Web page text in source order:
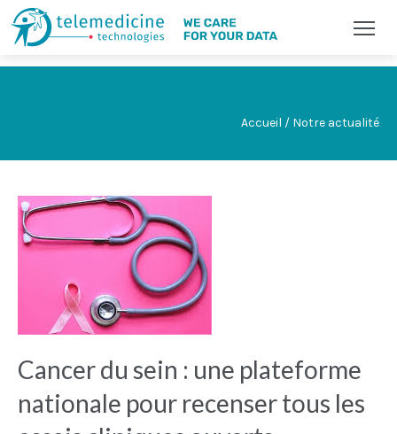
Accueil / Notre actualité
Cancer du sein : une plateforme
nationale pour recenser tous les